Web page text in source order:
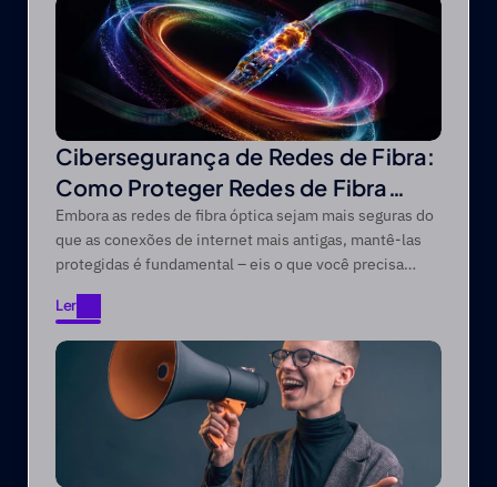
Cibersegurança de Redes de Fibra:
Como Proteger Redes de Fibra
Óptica contra Ameaças Modernas
Embora as redes de fibra óptica sejam mais seguras do
que as conexões de internet mais antigas, mantê-las
protegidas é fundamental – eis o que você precisa
Ler
Ler